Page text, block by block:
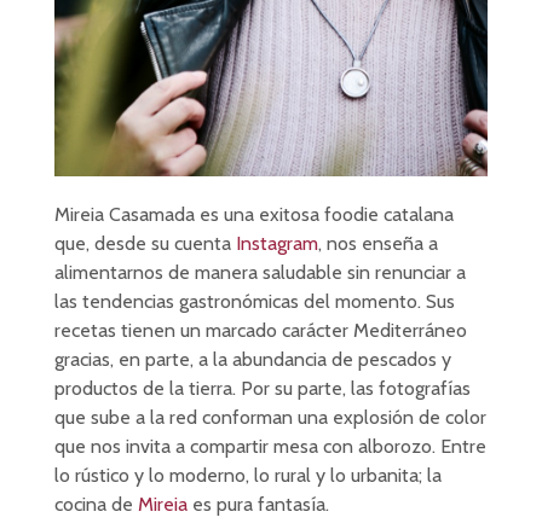
Mireia Casamada es una exitosa foodie catalana
que, desde su cuenta Instagram, nos enseña a
alimentarnos de manera saludable sin renunciar a
las tendencias gastronómicas del momento. Sus
recetas tienen un marcado carácter Mediterráneo
gracias, en parte, a la abundancia de pescados y
productos de la tierra. Por su parte, las fotografías
que sube a la red conforman una explosión de color
que nos invita a compartir mesa con alborozo. Entre
lo rústico y lo moderno, lo rural y lo urbanita; la
cocina de Mireiaes pura fantasía.